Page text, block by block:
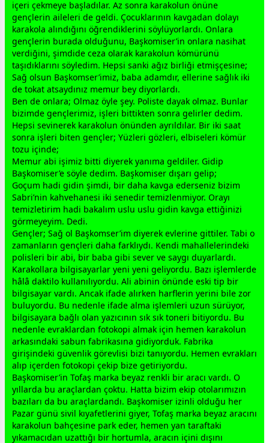
içeri çekmeye başladılar. Az sonra karakolun önüne
gençlerin aileleri de geldi. Çocuklarının kavgadan dolayı
karakola alındığını öğrendiklerini söylüyorlardı. Onlara
gençlerin burada olduğunu, Başkomiser’in onlara nasihat
verdiğini, şimdide ceza olarak karakolun kömürünü
taşıdıklarını söyledim. Hepsi sanki ağız birliği etmişçesine;
Sağ olsun Başkomser’imiz, baba adamdır, ellerine sağlık iki
de tokat atsaydınız memur bey diyorlardı.
Ben de onlara; Olmaz öyle şey. Poliste dayak olmaz. Bunlar
bizimde gençlerimiz, işleri bittikten sonra gelirler dedim.
Hepsi sevinerek karakolun önünden ayrıldılar. Bir iki saat
sonra işleri biten gençler; Yüzleri gözleri, elbiseleri kömür
tozu içinde;
Memur abi işimiz bitti diyerek yanıma geldiler. Gidip
Başkomiser’e söyle dedim. Başkomiser dışarı gelip;
Goçum hadi gidin şimdi, bir daha kavga ederseniz bizim
Sabri’nin kahvehanesi iki senedir temizlenmiyor. Orayı
temizletirim hadi bakalım uslu uslu gidin kavga ettiğinizi
görmeyeyim. Dedi.
Gençler; Sağ ol Başkomser’im diyerek evlerine gittiler. Tabi o
zamanların gençleri daha farklıydı. Kendi mahallelerindeki
polisleri bir abi, bir baba gibi sever ve saygı duyarlardı.
Karakollara bilgisayarlar yeni yeni geliyordu. Bazı işlemlerde
hâlâ daktilo kullanılıyordu. Ali abinin önünde eski tip bir
bilgisayar vardı. Ancak ifade alırken harflerin yerini bile zor
buluyordu. Bu nedenle ifade alma işlemleri uzun sürüyor,
bilgisayara bağlı olan yazıcının sık sık toneri bitiyordu. Bu
nedenle evraklardan fotokopi almak için hemen karakolun
arkasındaki sabun fabrikasına gidiyorduk. Fabrika
girişindeki güvenlik görevlisi bizi tanıyordu. Hemen evrakları
alıp içerden fotokopi çekip bize getiriyordu.
Başkomiser’in Tofaş marka beyaz renkli bir aracı vardı. O
yıllarda bu araçlardan çoktu. Hatta bizim ekip otolarımızın
bazıları da bu araçlardandı. Başkomiser izinli olduğu her
Pazar günü sivil kıyafetlerini giyer, Tofaş marka beyaz aracını
karakolun bahçesine park eder, hemen yan taraftaki
yıkamacıdan uzattığı bir hortumla, aracın içini dışını